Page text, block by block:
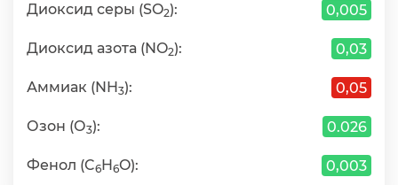
Диоксид серы (SO2): 0,005
Диоксид азота (NO2): 0,03
Аммиак (NH3): 0,05
Озон (О3): 0.026
Фенол (C6H6O): 0,003